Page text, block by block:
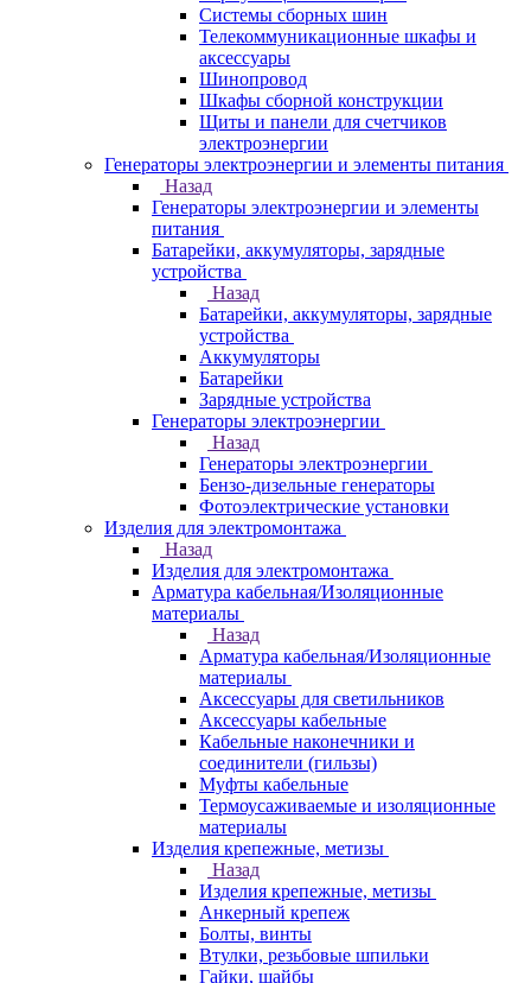
Системы сборных шин
Телекоммуникационные шкафы и
аксессуары
Шинопровод
Шкафы сборной конструкции
Щиты и панели для счетчиков
электроэнергии
Генераторы электроэнергии и элементы питания
Назад
Генераторы электроэнергии и элементы
питания
Батарейки, аккумуляторы, зарядные
устройства
Назад
Батарейки, аккумуляторы, зарядные
устройства
Аккумуляторы
Батарейки
Зарядные устройства
Генераторы электроэнергии
Назад
Генераторы электроэнергии
Бензо-дизельные генераторы
Фотоэлектрические установки
Изделия для электромонтажа
Назад
Изделия для электромонтажа
Арматура кабельная/Изоляционные
материалы
Назад
Арматура кабельная/Изоляционные
материалы
Аксессуары для светильников
Аксессуары кабельные
Кабельные наконечники и
соединители (гильзы)
Муфты кабельные
Термоусаживаемые и изоляционные
материалы
Изделия крепежные, метизы
Назад
Изделия крепежные, метизы
Анкерный крепеж
Болты, винты
Втулки, резьбовые шпильки
Гайки, шайбы